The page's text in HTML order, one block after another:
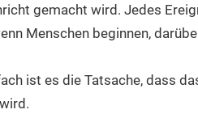
gemacht wird. Jedes
Menschen beginnen,
ist es die Tatsache, dass